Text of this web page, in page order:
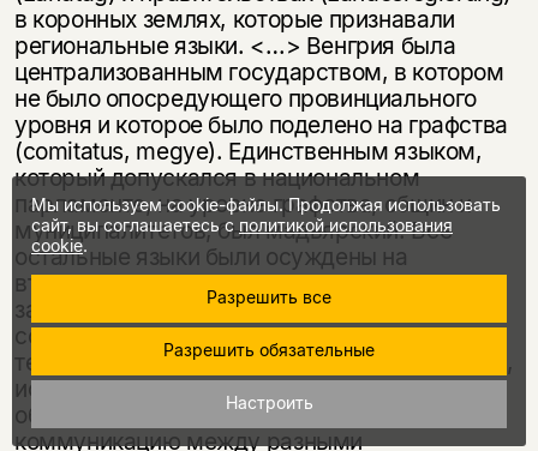
в коронных землях, которые признавали
региональные языки. <…> Венгрия была
централизованным государством, в котором
не было опосреду­ющего провинциального
уровня и которое было поделено на графства
(comitatus, megye). Единственным языком,
который допускался в национальном
парламенте, на уровне графства, общин и
муниципалитетов, был мадьярский. Все
остальные языки были осуждены на
второстепенную подчиненную роль, что
затрудняло их включение в процессы
современного социального, научного и
технического развития. Но, с другой стороны,
использование мадьярского всеми
образованными гражданами развивало
коммуникацию между разными
Мы используем cookie-файлы. Продолжая использовать
сайт, вы соглашаетесь с политикой использования
cookie.
Разрешить все
Разрешить обязательные
Настроить